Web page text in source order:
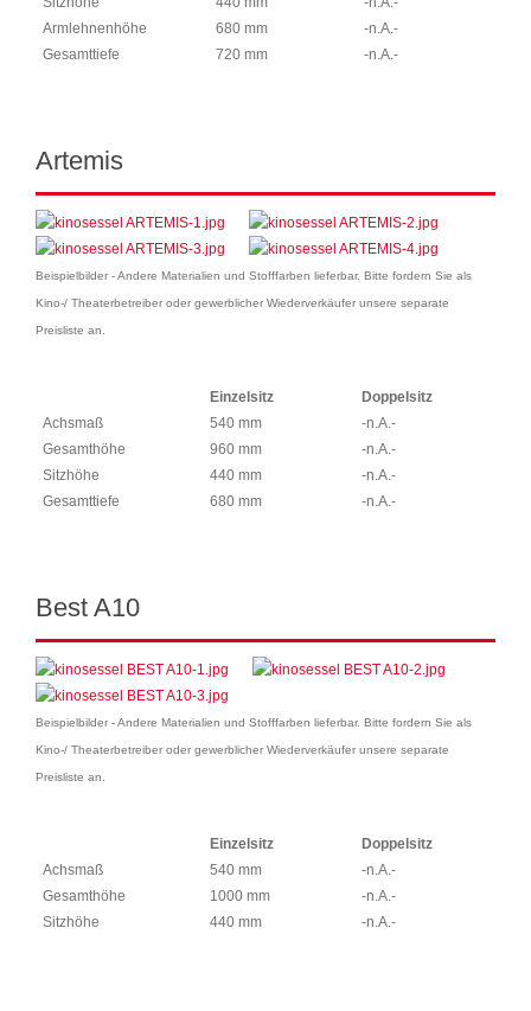
Armlehnenhöhe
680 mm
-n.A.-
Gesamttiefe
720 mm -n.A.-
Artemis
Beispielbilder - Andere Materialien und Stofffarben lieferbar. Bitte fordern Sie als
Kino-/ Theaterbetreiber oder gewerblicher Wiederverkäufer unsere separate
Preisliste an.
Einzelsitz
Doppelsitz
Achsmaß
540 mm
-n.A.-
Gesamthöhe
960 mm
-n.A.-
Sitzhöhe
440 mm
-n.A.-
Gesamttiefe
680 mm -n.A.-
Best A10
Beispielbilder - Andere Materialien und Stofffarben lieferbar. Bitte fordern Sie als
Kino-/ Theaterbetreiber oder gewerblicher Wiederverkäufer unsere separate
Preisliste an.
Einzelsitz
Doppelsitz
Achsmaß
540 mm
-n.A.-
Gesamthöhe
1000 mm
-n.A.-
Sitzhöhe
440 mm -n.A.-